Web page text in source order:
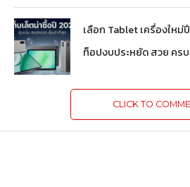
เลือก Tablet เครื่องให
ท็อปงบประหยัด สวย ครบ
CLICK TO